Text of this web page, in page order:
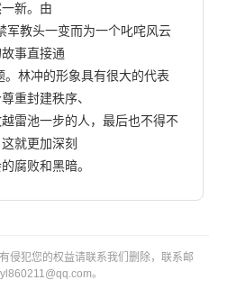
新。由
军教头一变而为一个叱咤风云
事直接通
。林冲的形象具有很大的代表
重封建秩序、
雷池一步的人，最后也不得不
就更加深刻
社会的腐败和黑暗。
侵犯您的权益请联系我们删除，联系邮
。